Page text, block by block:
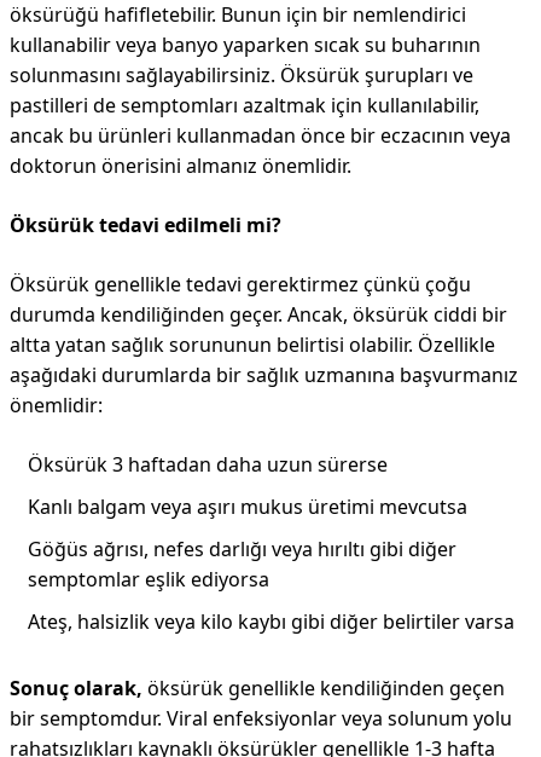
öksürüğü hafifletebilir. Bunun için bir nemlendirici
kullanabilir veya banyo yaparken sıcak su buharının
solunmasını sağlayabilirsiniz. Öksürük şurupları ve
pastilleri de semptomları azaltmak için kullanılabilir,
ancak bu ürünleri kullanmadan önce bir eczacının veya
doktorun önerisini almanız önemlidir.
Öksürük tedavi edilmeli mi?
Öksürük genellikle tedavi gerektirmez çünkü çoğu
durumda kendiliğinden geçer. Ancak, öksürük ciddi bir
altta yatan sağlık sorununun belirtisi olabilir. Özellikle
aşağıdaki durumlarda bir sağlık uzmanına başvurmanız
önemlidir:
Öksürük 3 haftadan daha uzun sürerse
Kanlı balgam veya aşırı mukus üretimi mevcutsa
Göğüs ağrısı, nefes darlığı veya hırıltı gibi diğer
semptomlar eşlik ediyorsa
Ateş, halsizlik veya kilo kaybı gibi diğer belirtiler varsa
Sonuç olarak, öksürük genellikle kendiliğinden geçen
bir semptomdur. Viral enfeksiyonlar veya solunum yolu
rahatsızlıkları kaynaklı öksürükler genellikle 1-3 hafta